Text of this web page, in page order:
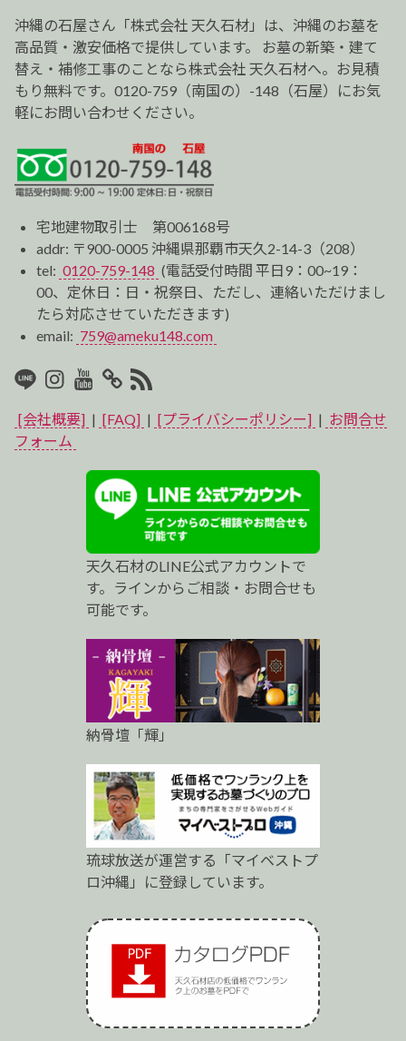
ョ
ン
沖縄の石屋さん「株式会社 天久石材」は、沖縄のお墓を
高品質・激安価格で提供しています。 お墓の新築・建て
替え・補修工事のことなら株式会社 天久石材へ。お見積
もり無料です。0120-759（南国の）-148（石屋）にお気
軽にお問い合わせください。
宅地建物取引士 第006168号
addr: 〒900-0005 沖縄県那覇市天久2-14-3（208）
tel: 0120-759-148 (電話受付時間 平日9：00~19：
00、定休日：日・祝祭日、ただし、連絡いただけまし
たら対応させていただきます)
email: 759@ameku148.com
LINEInstagram
Youtube
マ
イ
ス
ト
ロ
RSS2
[会社概要] | [FAQ] | [プライバシーポリシー] | お問合せ
フォーム
天久石材のLINE公式アカウントで
す。ラインからご相談・お問合せも
可能です。
納骨壇「輝」
琉球放送が運営する「マイベストプ
ロ沖縄」に登録しています。